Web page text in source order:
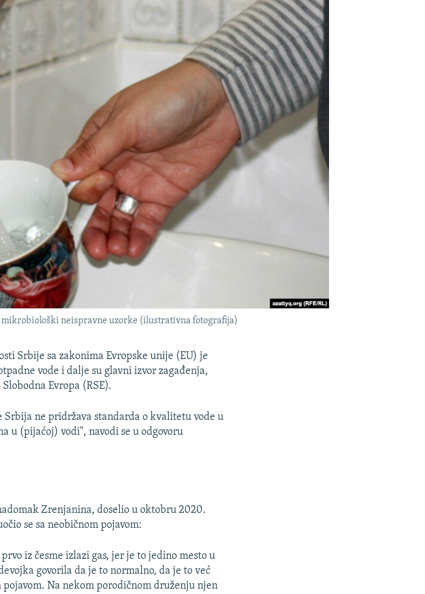
mikrobiološki neispravne uzorke (ilustrativna fotografija)
Srbije sa zakonima Evropske unije (EU) je
vode i dalje su glavni izvor zagađenja,
Evropa (RSE).
Srbija ne pridržava standarda o kvalitetu vode u
u (pijaćoj) vodi", navodi se u odgovoru
Zrenjanina, doselio u oktobru 2020.
se sa neobičnom pojavom:
iz česme izlazi gas, jer je to jedino mesto u
govorila da je to normalno, da je to već
Na nekom porodičnom druženju njen